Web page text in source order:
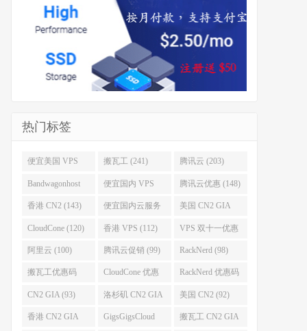
热门标签
便宜美国 VPS
(255)
搬瓦工 (241) 腾讯云 (203)
Bandwagonhost
(188)
便宜国内 VPS
(167)
腾讯云优惠 (148)
香港 CN2 (143) 便宜国内云服务
器 (128)
美国 CN2 GIA
(123)
CloudCone (120) 香港 VPS (112) VPS 双十一优惠
促销 (106)
阿里云 (100) 腾讯云促销 (99) RackNerd (98)
搬瓦工优惠码
(96)
CloudCone 优惠
码 (96)
RackNerd 优惠码
(94)
CN2 GIA (93) 洛杉矶 CN2 GIA
(93)
美国 CN2 (92)
香港 CN2 GIA GigsGigsCloud 搬瓦工 CN2 GIA